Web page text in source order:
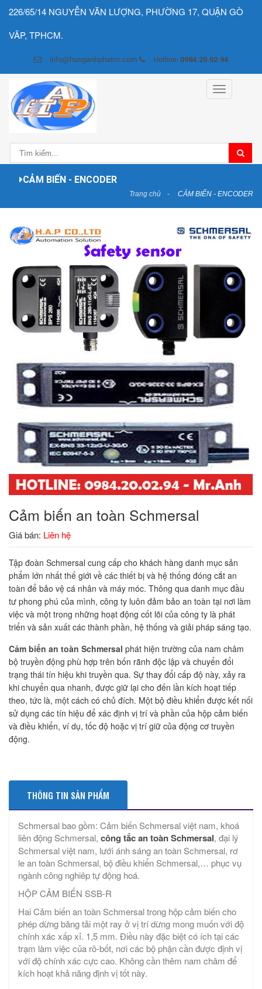
226/65/14 NGUYỄN VĂN LƯỢNG, PHƯỜNG 17, QUẬN GÒ
VÂP, TPHCM.
info@hunganhphatvn.com Hotline: 0984.20.02.94
Toggle
navigation
CẢM BIẾN - ENCODER
Trang chủ CẢM BIẾN - ENCODER
Cảm biến an toàn Schmersal
Giá bán: Liên hệ
Tập đoàn Schmersal cung cấp cho khách hàng danh mục sản
phẩm lớn nhất thế giới về các thiết bị và hệ thống đóng cắt an
toàn để bảo vệ cá nhân và máy móc. Thông qua danh mục đầu
tư phong phú của mình, công ty luôn đảm bảo an toàn tại nơi làm
việc và một trong những hoạt động cốt lõi của công ty là phát
triển và sản xuất các thành phần, hệ thống và giải pháp sáng tạo.
Cảm biến an toàn Schmersal phát hiện trường của nam châm
bộ truyền động phù hợp trên bốn rãnh độc lập và chuyển đổi
trạng thái tín hiệu khi truyền qua. Sự thay đổi cấp độ này, xảy ra
khi chuyển qua nhanh, được giữ lại cho đến lần kích hoạt tiếp
theo, tức là, một cách có chủ đích. Một bộ điều khiển được kết nối
sử dụng các tín hiệu để xác định vị trí và phần của hộp cảm biến
và điều khiển, ví dụ, tốc độ hoặc vị trí giữ của động cơ truyền
động.
THÔNG TIN SẢN PHẨM
Schmersal bao gồm: Cảm biến Schmersal việt nam, khoá
liên động Schmersal, công tắc an toàn Schmersal, đại lý
Schmersal việt nam, lưới ánh sáng an toàn Schmersal, rơ
le an toàn Schmersal, bộ điều khiển Schmersal,… phục vụ
ngành công nghiêp tự động hoá.
HỘP CẢM BIẾN SSB-R
Hai Cảm biến an toàn Schmersal trong hộp cảm biến cho
phép dừng băng tải một ray ở vị trí dừng mong muốn với độ
chính xác xấp xỉ. 1,5 mm. Điều này đặc biệt có ích tại các
trạm làm việc của rô-bốt, nơi các bộ phận cần được định vị
với độ chính xác cực cao. Không cần thêm nam châm để
kích hoạt khả năng định vị tốt này.